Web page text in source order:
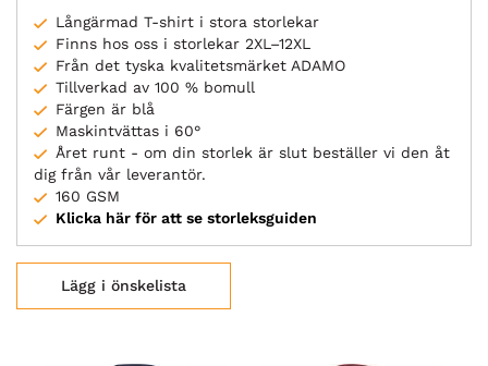
Långärmad T-shirt i stora storlekar
Finns hos oss i storlekar 2XL–12XL
Från det tyska kvalitetsmärket ADAMO
Tillverkad av 100 % bomull
Färgen är blå
Maskintvättas i 60°
Året runt - om din storlek är slut beställer vi den åt
dig från vår leverantör.
160 GSM
Klicka här för att se storleksguiden
Lägg i önskelista